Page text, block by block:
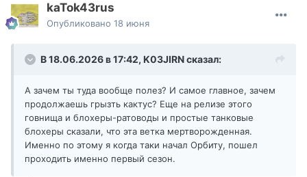
kaTok43rus
Опубликовано 18 июня
В 18.06.2026 в 17:42, K03JIRNсказал:
А зачем ты туда вообще полез? И самое главное, зачем
продолжаешь грызть кактус? Еще на релизе этого
гoвнищa и блохеры-ратоводы и простые танковые
блохеры сказали, что эта ветка мертворожденная.
Именно по этому я когда таки начал Орбиту, пошел
проходить именно первый сезон.